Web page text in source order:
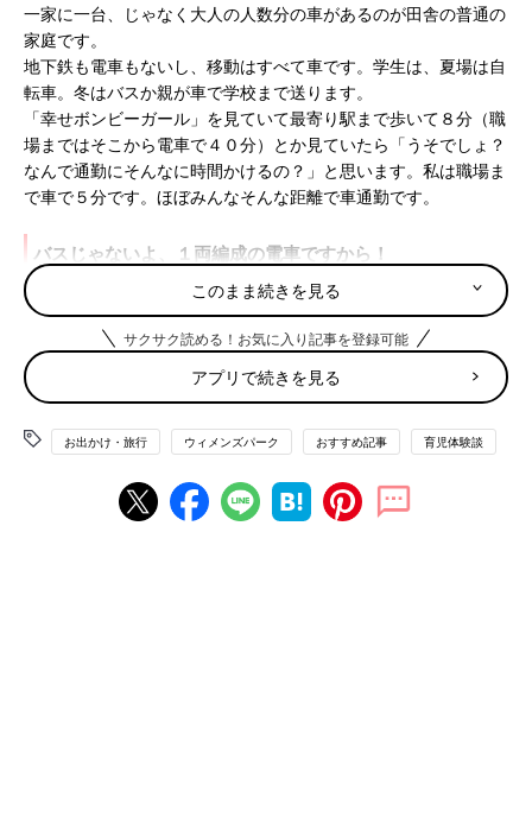
一家に一台、じゃなく大人の人数分の車があるのが田舎の普通の
家庭です。
地下鉄も電車もないし、移動はすべて車です。学生は、夏場は自
転車。冬はバスか親が車で学校まで送ります。
「幸せボンビーガール」を見ていて最寄り駅まで歩いて８分（職
場まではそこから電車で４０分）とか見ていたら「うそでしょ？
なんで通勤にそんなに時間かけるの？」と思います。私は職場ま
で車で５分です。ほぼみんなそんな距離で車通勤です。
バスじゃないよ、１両編成の電車ですから！
２両以下の電車があり、本数も１時間に１本。小学校はスクール
バス、中高は電車通学。電車は基本１時間から１時間半に１本。
高校に間に合う電車は、始発から入れて３本だけでした。
駅で観光客が、「なんで線路にバス停まっているの(笑)」って盛
農家じゃなくても一家に一台、『軽トラ』がある。
このまま続きを見る
サクサク読める！お気に入り記事を登録可能
アプリで続きを見る
お出かけ・旅行 ウィメンズパーク おすすめ記事 育児体験談